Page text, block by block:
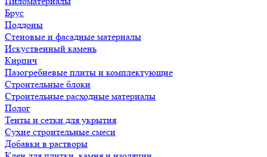
Брус
Поддоны
Стеновые и фасадные материалы
Искуственный камень
Кирпич
Пазогребневые плиты и комплектующие
Строительные блоки
Строительные расходные материалы
Полог
Тенты и сетки для укрытия
Сухие строительные смеси
Добавки в растворы